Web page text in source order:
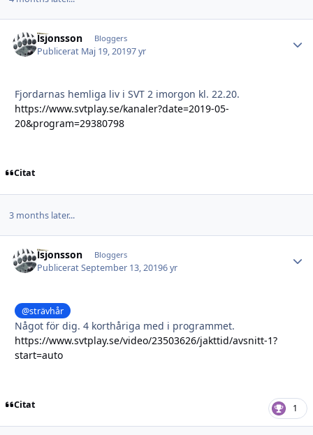
lsjonsson Bloggers
Publicerat Maj 19, 20197 yr
Fjordarnas hemliga liv i SVT 2 imorgon kl. 22.20.
https://www.svtplay.se/kanaler?date=2019-05-
20&program=29380798
Citat
3 months later...
lsjonsson Bloggers
PubliceratSeptember 13, 20196 yr
@strävhår
Något för dig. 4 korthåriga med i programmet.
https://www.svtplay.se/video/23503626/jakttid/avsnitt-1?
start=auto
Citat 1